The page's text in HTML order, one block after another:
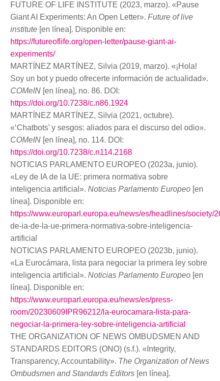
FUTURE OF LIFE INSTITUTE (2023, marzo). «Pause
Giant AI Experiments: An Open Letter». Future of live
institute [en línea]. Disponible en:
https://futureoflife.org/open-letter/pause-giant-ai-
experiments/
MARTÍNEZ MARTÍNEZ, Silvia (2019, marzo). «¡Hola!
Soy un bot y puedo ofrecerte información de actualidad».
COMeIN [en línea], no. 86. DOI:
https://doi.org/10.7238/c.n86.1924
MARTÍNEZ MARTÍNEZ, Silvia (2021, octubre).
«‘Chatbots’ y sesgos: aliados para el discurso del odio».
COMeIN [en línea], no. 114. DOI:
https://doi.org/10.7238/c.n114.2168
NOTICIAS PARLAMENTO EUROPEO (2023a, junio).
«Ley de IA de la UE: primera normativa sobre
inteligencia artificial». Noticias Parlamento Europeo [en
línea]. Disponible en:
https://www.europarl.europa.eu/news/es/headlines/society/
de-ia-de-la-ue-primera-normativa-sobre-inteligencia-
artificial
NOTICIAS PARLAMENTO EUROPEO (2023b, junio).
«La Eurocámara, lista para negociar la primera ley sobre
inteligencia artificial». Noticias Parlamento Europeo [en
línea]. Disponible en:
https://www.europarl.europa.eu/news/es/press-
room/20230609IPR96212/la-eurocamara-lista-para-
negociar-la-primera-ley-sobre-inteligencia-artificial
THE ORGANIZATION OF NEWS OMBUDSMEN AND
STANDARDS EDITORS (ONO) (s.f.). «Integrity,
Transparency, Accountability». The Organization of News
Ombudsmen and Standards Editors [en línea].